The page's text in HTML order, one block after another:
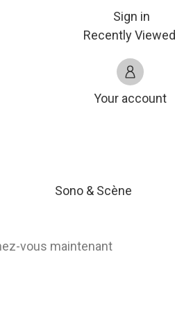
Sign in
Recently Viewed
Your account
Sono & Scène
vous maintenant